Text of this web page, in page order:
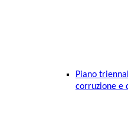
Piano
corruzione e